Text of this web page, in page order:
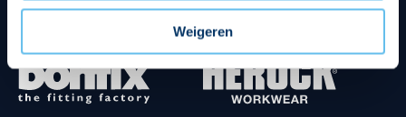
Weigeren